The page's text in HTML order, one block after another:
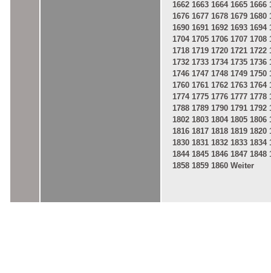
1662 1663 1664 1665 1666
1676 1677 1678 1679 1680
1690 1691 1692 1693 1694
1704 1705 1706 1707 1708
1718 1719 1720 1721 1722
1732 1733 1734 1735 1736
1746 1747 1748 1749 1750
1760 1761 1762 1763 1764
1774 1775 1776 1777 1778
1788 1789 1790 1791 1792
1802 1803 1804 1805 1806
1816 1817 1818 1819 1820
1830 1831 1832 1833 1834
1844 1845 1846 1847 1848
1858 1859 1860 Weiter